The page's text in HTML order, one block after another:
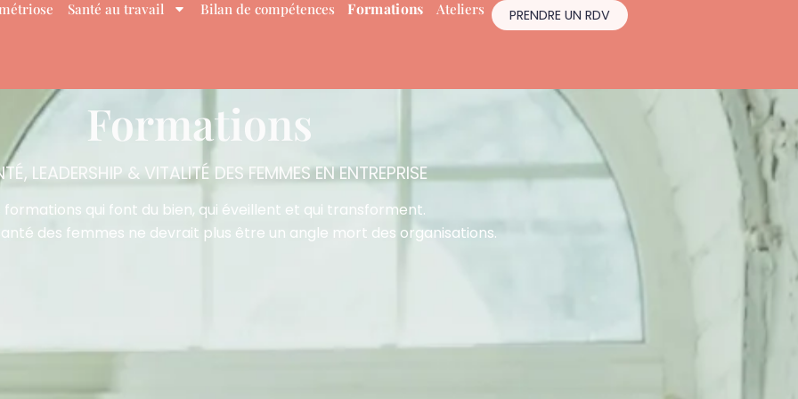
Santé au travail Bilan de compétences Formations Ateliers PRENDRE UN RDV
Formations
LEADERSHIP & VITALITÉ DES FEMMES EN ENTREPRISE
formations qui font du bien, qui éveillent et qui transforment.
des femmes ne devrait plus être un angle mort des organisations.